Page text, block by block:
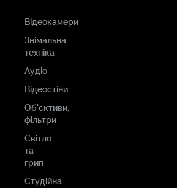
Відеокамери
Знімальна
техніка
Аудіо
Відеостіни
Об'єктиви,
фільтри
Світло
та
грип
Студійна